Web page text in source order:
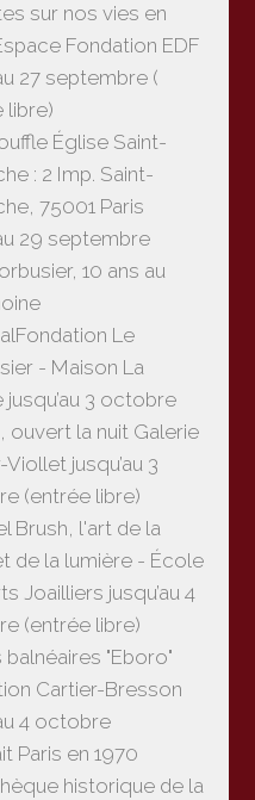
sur nos vies en
Fondation EDF
27 septembre (
libre)
Église Saint-
: 2 Imp. Saint-
75001 Paris
29 septembre
10 ans au
Le
- Maison La
jusqu’au 3 octobre
ouvert la nuit Galerie
jusqu’au 3
(entrée libre)
Brush, l'art de la
de la lumière - École
Joailliers jusqu’au 4
(entrée libre)
balnéaires "Eboro"
Cartier-Bresson
4 octobre
Paris en 1970
historique de la